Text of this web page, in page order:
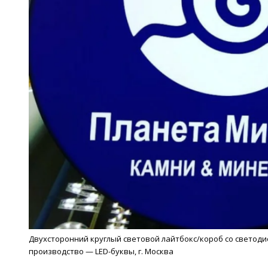
Двухсторонний круглый световой лайтбокс/короб со
производство — LED-буквы, г. Москва